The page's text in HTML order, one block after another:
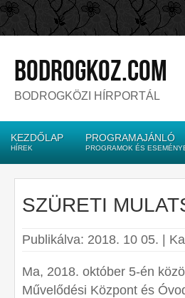
bodrogkoz.com
BODROGKÖZI HÍRPORTÁL
KEZDŐLAP
HÍREK
PROGRAMAJÁNLÓ
PROGRAMOK ÉS
SZÜRETI
Publikálva: 2018. 10 05. |
Ma, 2018. október 5-én
Művelődési Központ és